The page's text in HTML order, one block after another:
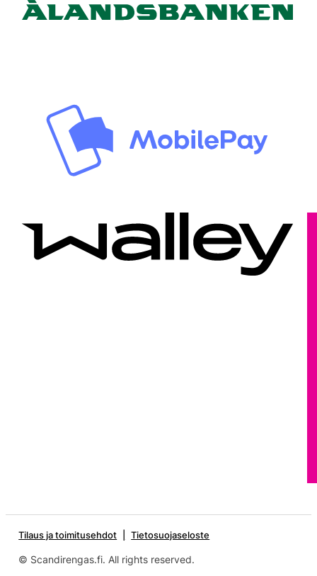
Tilaus ja toimitusehdot Tietosuojaseloste
© Scandirengas.fi. All rights reserved.